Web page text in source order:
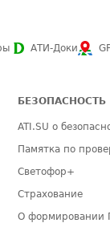
АТИ-Доки
БЕЗОПАСНОСТЬ
ATI.SU о
Памятка по
Светофор+
Страхование
О формировании